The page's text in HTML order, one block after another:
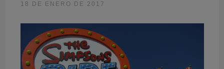
18 DE ENERO DE 2017